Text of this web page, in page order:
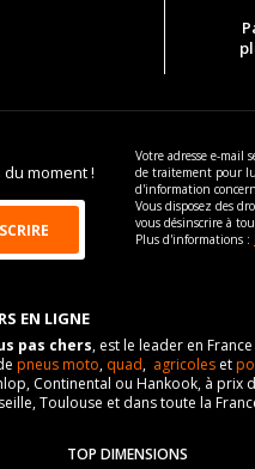
moment !
Votre adresse e-mail
de traitement pour
d'information
Vous disposez des
vous désinscrire à
Plus d'informations :
EN LIGNE
pas chers, est le leader en
pneus moto, quad, agricoles et
Continental ou Hankook, à
Toulouse et dans toute la
TOP DIMENSIONS